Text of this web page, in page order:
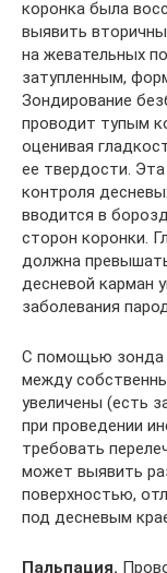
коронка была
выявить
на жевательных
затупленным,
Зондирование
проводит тупым
оценивая
ее твердости.
контроля
вводится в
сторон коронки.
должна
десневой карман
заболевания
С помощью зонда
между
увеличены (есть
при проведении
требовать
может выявить
поверхностью,
под десневым
Пальпация.